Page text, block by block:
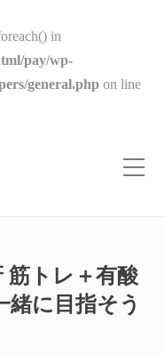
in
pay/wp-
general.php on line
筋トレ＋有酸
緒に目指そう